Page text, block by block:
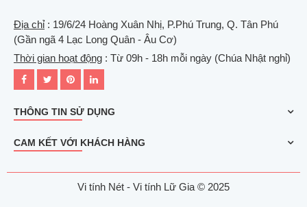
Địa chỉ: 19/6/24 Hoàng Xuân Nhị, P.Phú Trung, Q. Tân Phú
(Gần ngã 4 Lạc Long Quân - Âu Cơ)
Thời gian hoạt động : Từ 09h - 18h mỗi ngày (Chúa Nhật nghỉ)
THÔNG TIN SỬ DỤNG
CAM KẾT VỚI KHÁCH HÀNG
Vi tính Nét - Vi tính Lữ Gia © 2025